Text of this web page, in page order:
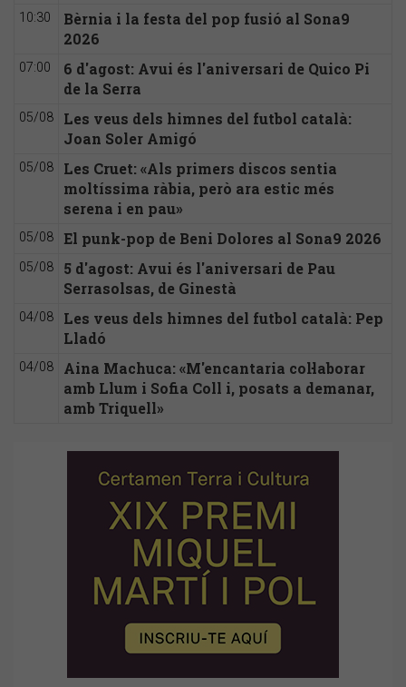
10:30
Bèrnia i la festa del pop fusió al Sona9
2026
07:00
6 d'agost: Avui és l'aniversari de Quico Pi
de la Serra
05/08
Les veus dels himnes del futbol català:
Joan Soler Amigó
05/08
Les Cruet: «Als primers discos sentia
moltíssima ràbia, però ara estic més
serena i en pau»
05/08 El punk-pop de Beni Dolores al Sona9 2026
05/08
5 d'agost: Avui és l'aniversari de Pau
Serrasolsas, de Ginestà
04/08
Les veus dels himnes del futbol català: Pep
Lladó
04/08
Aina Machuca: «M'encantaria col·laborar
amb Llum i Sofia Coll i, posats a demanar,
amb Triquell»